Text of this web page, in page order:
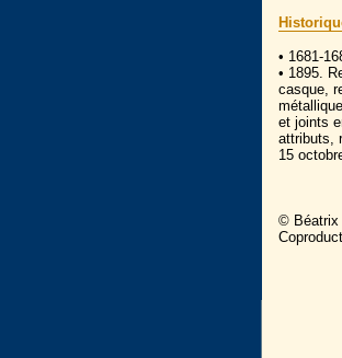
• 1681-
• 1895.
casque,
et joints
attributs,
15
© Béatrix